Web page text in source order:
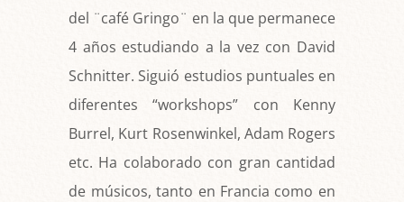
del ¨café Gringo¨ en la que permanece
4 años estudiando a la vez con David
Schnitter. Siguió estudios puntuales en
diferentes “workshops” con Kenny
Burrel, Kurt Rosenwinkel, Adam Rogers
etc. Ha colaborado con gran cantidad
de músicos, tanto en Francia como en